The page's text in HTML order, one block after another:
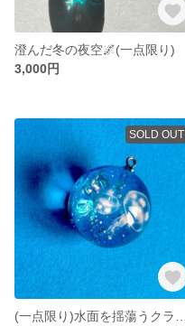
澄んだ冬の夜空🌌(一点限り)
3,000円
SOLD OUT